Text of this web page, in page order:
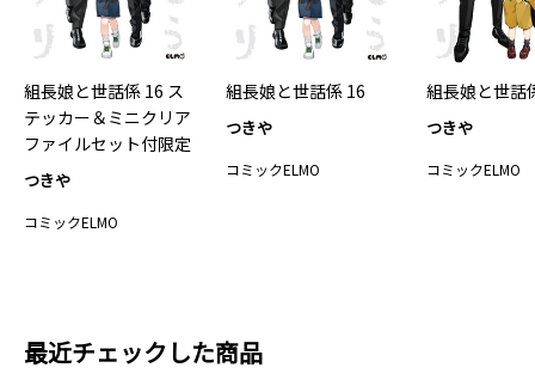
組長娘と世話係 16 ス
テッカー＆ミニクリア
ファイルセット付限定
つきや
コミックELMO
組長娘と世話係 16
つきや
コミックELMO
組長娘と世話
つきや
コミックELMO
最近チェックした商品